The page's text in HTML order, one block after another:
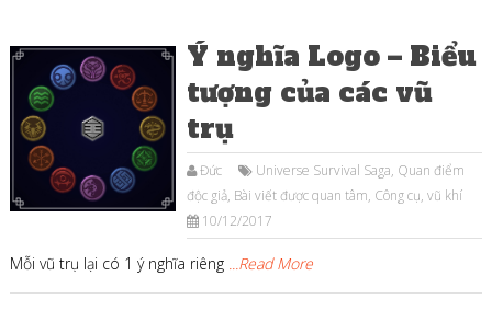
Ý nghĩa Logo – Biểu
tượng của các vũ
trụ
Đức Universe Survival Saga, Quan điểm
độc giả, Bài viết được quan tâm, Công cụ, vũ khí
10/12/2017
Mỗi vũ trụ lại có 1 ý nghĩa riêng ...Read More